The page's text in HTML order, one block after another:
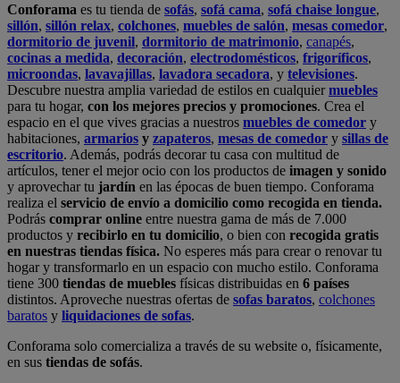
Conforama es tu tienda de sofás, sofá cama, sofá chaise longue,
sillón, sillón relax, colchones, muebles de salón, mesas comedor,
dormitorio de juvenil, dormitorio de matrimonio, canapés,
cocinas a medida, decoración, electrodomésticos, frigoríficos,
microondas, lavavajillas, lavadora secadora, y televisiones.
Descubre nuestra amplia variedad de estilos en cualquiermuebles
para tu hogar, con los mejores precios y promociones. Crea el
espacio en el que vives gracias a nuestros muebles de comedor y
habitaciones, armarios y zapateros, mesas de comedor y sillas de
escritorio. Además, podrás decorar tu casa con multitud de
artículos, tener el mejor ocio con los productos de imagen y sonido
y aprovechar tu jardín en las épocas de buen tiempo. Conforama
realiza el servicio de envío a domicilio como recogida en tienda.
Podrás comprar online entre nuestra gama de más de 7.000
productos y recibirlo en tu domicilio, o bien con recogida gratis
en nuestras tiendas física. No esperes más para crear o renovar tu
hogar y transformarlo en un espacio con mucho estilo. Conforama
tiene 300 tiendas de muebles físicas distribuidas en 6 países
distintos. Aproveche nuestras ofertas de sofas baratos, colchones
baratos y liquidaciones de sofas.
Conforama solo comercializa a través de su website o, físicamente,
en sus tiendas de sofás.